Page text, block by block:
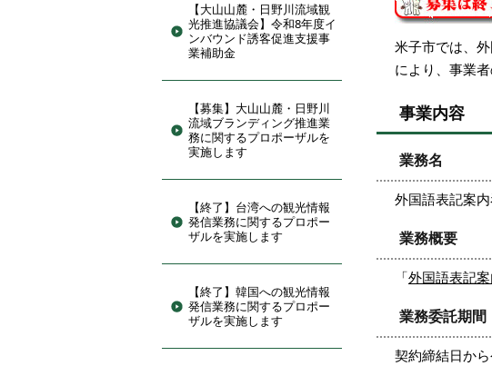
【大山山麓・日野川流域観
光推進協議会】令和8年度イ
ンバウンド誘客促進支援事
業補助金
【募集】大山山麓・日野川
流域ブランディング推進業
務に関するプロポーザルを
実施します
【終了】台湾への観光情報
発信業務に関するプロポー
ザルを実施します
【終了】韓国への観光情報
発信業務に関するプロポー
ザルを実施します
米子市では、
により、事業
事業内容
業務名
外国語表記案
業務概要
「外国語表記
業務委託期間
契約締結日か